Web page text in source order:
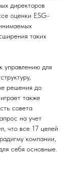
директоров
оценки ESG-
таких
управлению для
решения до
также
совета
на учет
что все 17 целей
компании,
себя основные.